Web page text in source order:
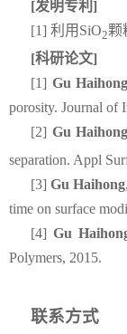
[发明专利 ]
[1] 利用 SiO2颗
[科研论文]
[1] Gu Haihong
porosity. Journal of
[2] Gu Haihong
separation. Appl
[3]Gu Haihong
time on surface
[4]Gu
Polymers, 2015.
联系方式